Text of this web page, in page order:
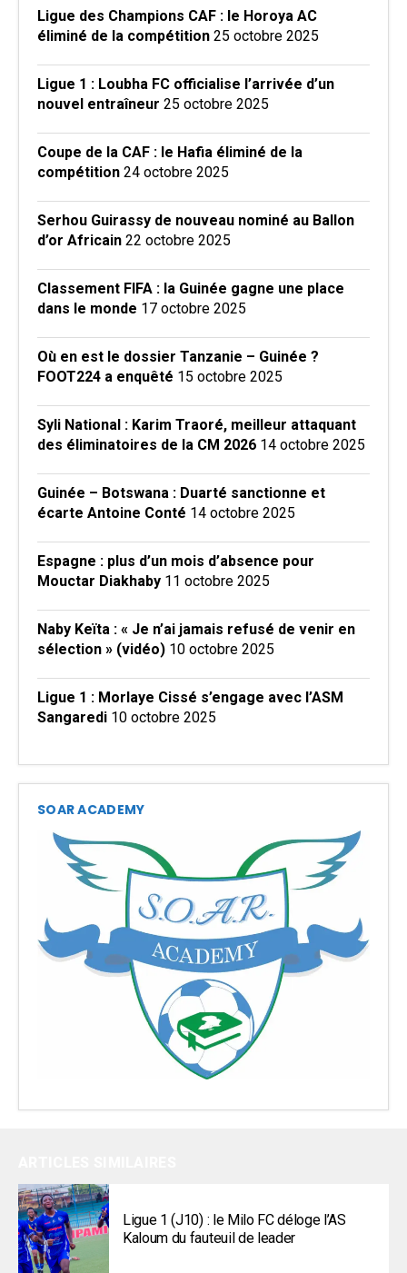
Ligue des Champions CAF : le Horoya AC
éliminé de la compétition 25 octobre 2025
Ligue 1 : Loubha FC officialise l’arrivée d’un
nouvel entraîneur 25 octobre 2025
Coupe de la CAF : le Hafia éliminé de la
compétition 24 octobre 2025
Serhou Guirassy de nouveau nominé au Ballon
d’or Africain 22 octobre 2025
Classement FIFA : la Guinée gagne une place
dans le monde 17 octobre 2025
Où en est le dossier Tanzanie – Guinée ?
FOOT224 a enquêté 15 octobre 2025
Syli National : Karim Traoré, meilleur attaquant
des éliminatoires de la CM 2026 14 octobre 2025
Guinée – Botswana : Duarté sanctionne et
écarte Antoine Conté 14 octobre 2025
Espagne : plus d’un mois d’absence pour
Mouctar Diakhaby 11 octobre 2025
Naby Keïta : « Je n’ai jamais refusé de venir en
sélection » (vidéo) 10 octobre 2025
Ligue 1 : Morlaye Cissé s’engage avec l’ASM
Sangaredi 10 octobre 2025
SOAR ACADEMY
Ligue 1 (J10) : le Milo FC déloge l’AS
Kaloum du fauteuil de leader